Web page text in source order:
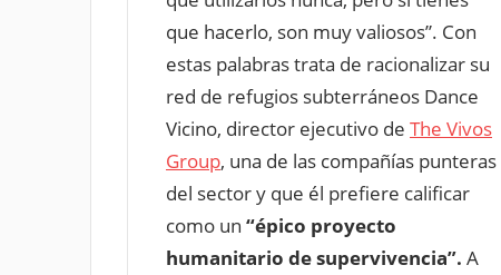
que hacerlo, son muy valiosos”. Con
estas palabras trata de racionalizar su
red de refugios subterráneos Dance
Vicino, director ejecutivo de The Vivos
Group, una de las compañías punteras
del sector y que él prefiere calificar
como un “épico proyecto
humanitario de supervivencia”. A